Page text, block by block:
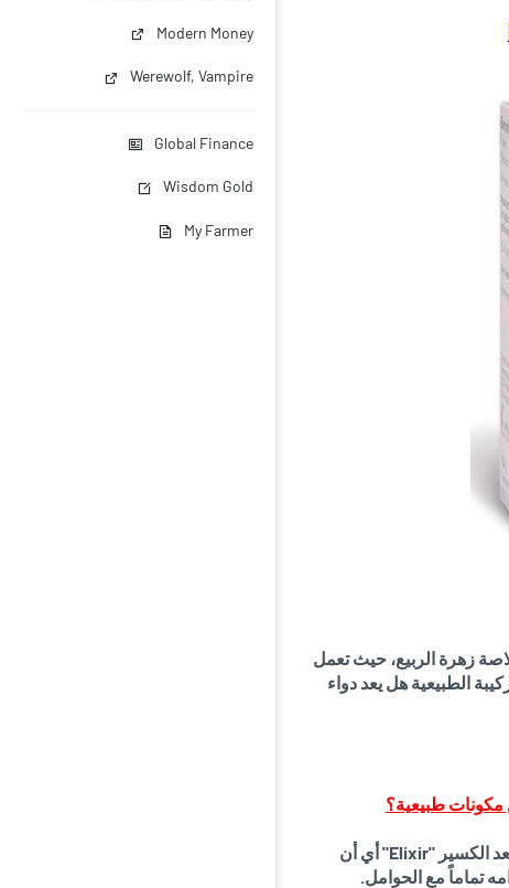
Modern Money
Werewolf, Vampire
Global Finance
Wisdom Gold
My Farmer
زهرة الربيع، حيث تعمل
الطبيعية هل يعد دواء
مكونات طبيعية؟
- يرجع سبب عدم استخدام دواء برونشيكم في الحمل، وذلك لأن دواء برونشيكم يعد الكسير "Elixir" أي أن
تماماً مع الحوامل.